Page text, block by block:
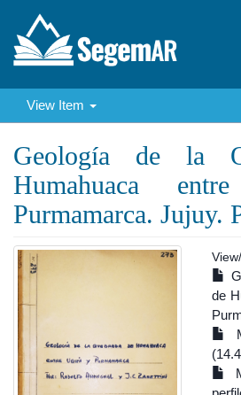
View Item
Geología de la
Humahuaca
Purmamarca. Jujuy.
View/
de